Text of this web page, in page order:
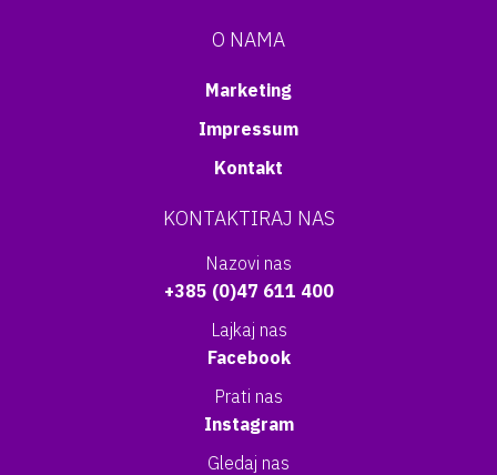
O NAMA
Marketing
Impressum
Kontakt
KONTAKTIRAJ NAS
Nazovi nas
+385 (0)47 611 400
Lajkaj nas
Facebook
Prati nas
Instagram
Gledaj nas